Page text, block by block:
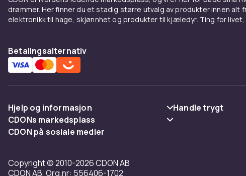
drømmer. Her finner du et stadig større utvalg av produkter innen alt
elektronikk til hage, skjønnhet og produkter til kjæledyr. Ting for
Betalingsalternativ
Hjelp og informasjon
Vanlige spørsmål
Angre & returner her
Handle trygt
CDONs markedsplass
Merchant Help Center
CDON på sosiale medier
Copyright © 2010-2026 CDON AB
CDON AB, Org.nr: 556406-1702